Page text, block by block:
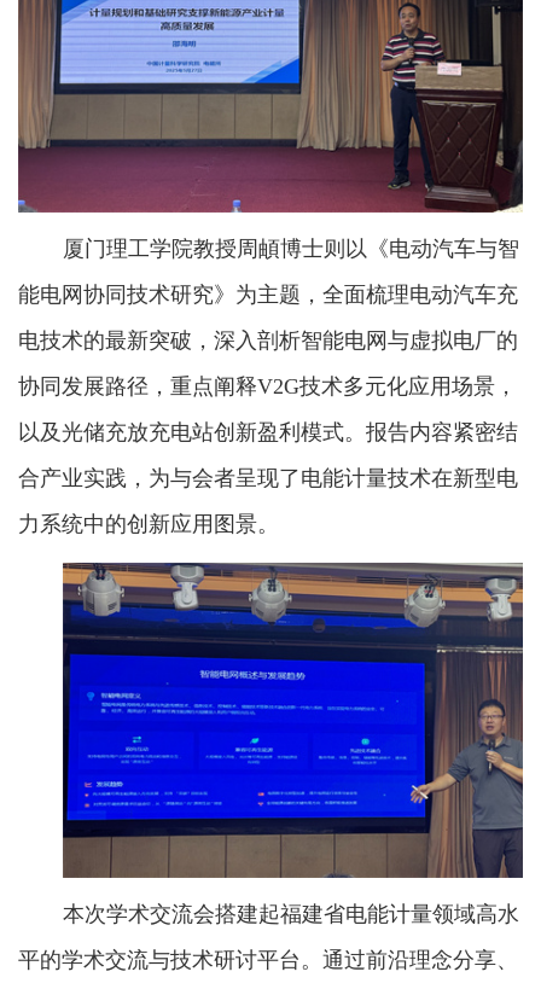
厦门理工学院教授周頔博士则以《电动汽车与智
能电网协同技术研究》为主题，全面梳理电动汽车充
电技术的最新突破，深入剖析智能电网与虚拟电厂的
协同发展路径，重点阐释V2G技术多元化应用场景，
以及光储充放充电站创新盈利模式。报告内容紧密结
合产业实践，为与会者呈现了电能计量技术在新型电
力系统中的创新应用图景。
本次学术交流会搭建起福建省电能计量领域高水
平的学术交流与技术研讨平台。通过前沿理念分享、